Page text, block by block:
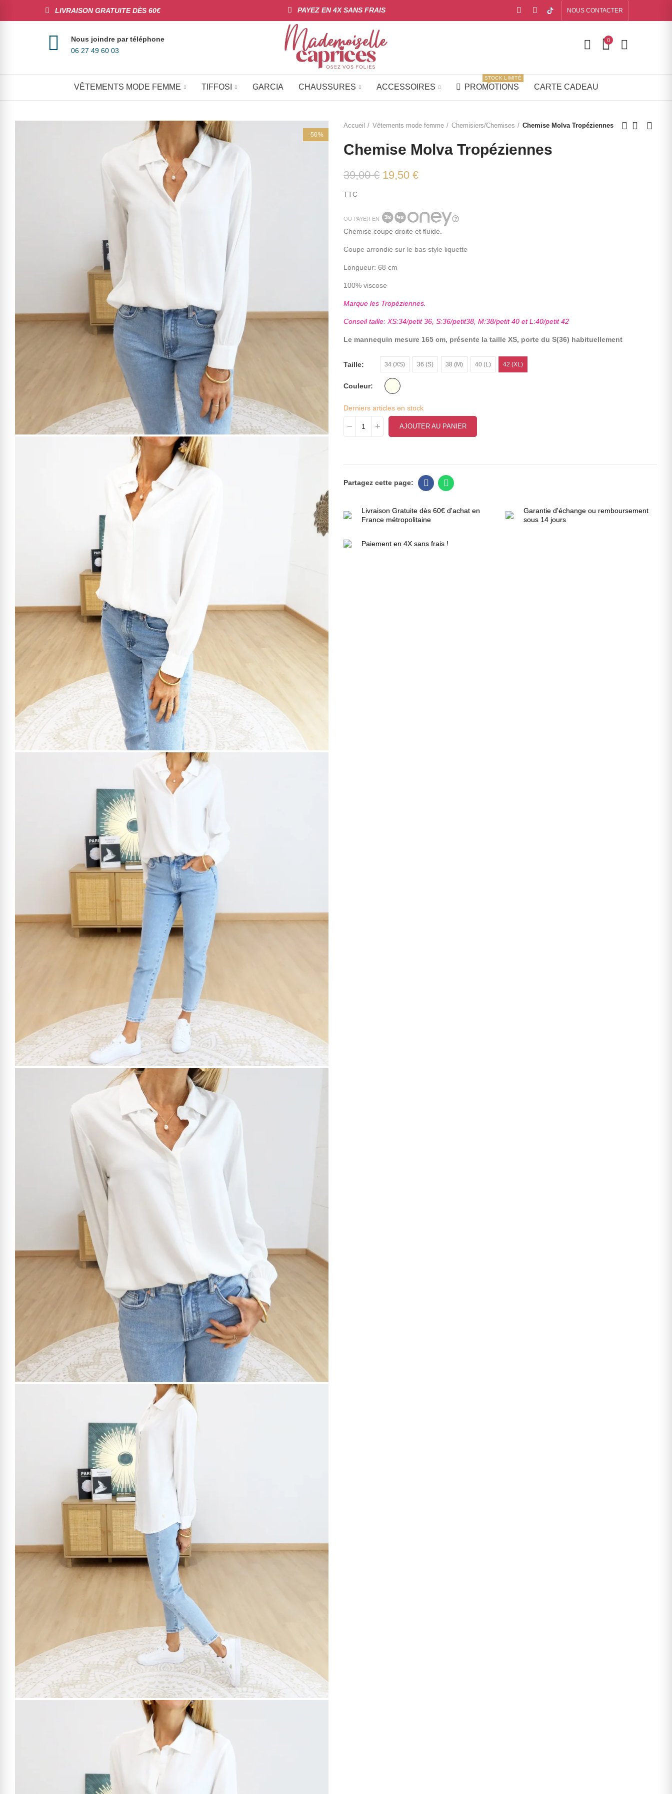
LIVRAISON GRATUITE DÈS 60€ PAYEZ EN 4X SANS FRAIS NOUS CONTACTER
Nous joindre par téléphone
06 27 49 60 03
0
VÊTEMENTS MODE FEMME TIFFOSI GARCIA CHAUSSURES ACCESSOIRES PROMOTIONS
STOCK LIMITÉ
CARTE CADEAU
-50%
Accueil Vêtements mode femme Chemisiers/Chemises Chemise Molva Tropéziennes
Chemise Molva Tropéziennes
39,00 € 19,50 €
TTC
OU PAYER EN
Chemise coupe droite et fluide.
Coupe arrondie sur le bas style liquette
Longueur: 68 cm
100% viscose
Marque les Tropéziennes.
Conseil taille: XS:34/petit 36, S:36/petit38, M:38/petit 40 et L:40/petit 42
Le mannequin mesure 165 cm, présente la taille XS, porte du S(36) habituellement
Taille 34 (XS) 36 (S) 38 (M) 40 (L) 42 (XL)
Couleur
Derniers articles en stock
AJOUTER AU PANIER
Livraison Gratuite dès 60€ d'achat en
France métropolitaine
Garantie d'échange ou remboursement
sous 14 jours
Paiement en 4X sans frais !